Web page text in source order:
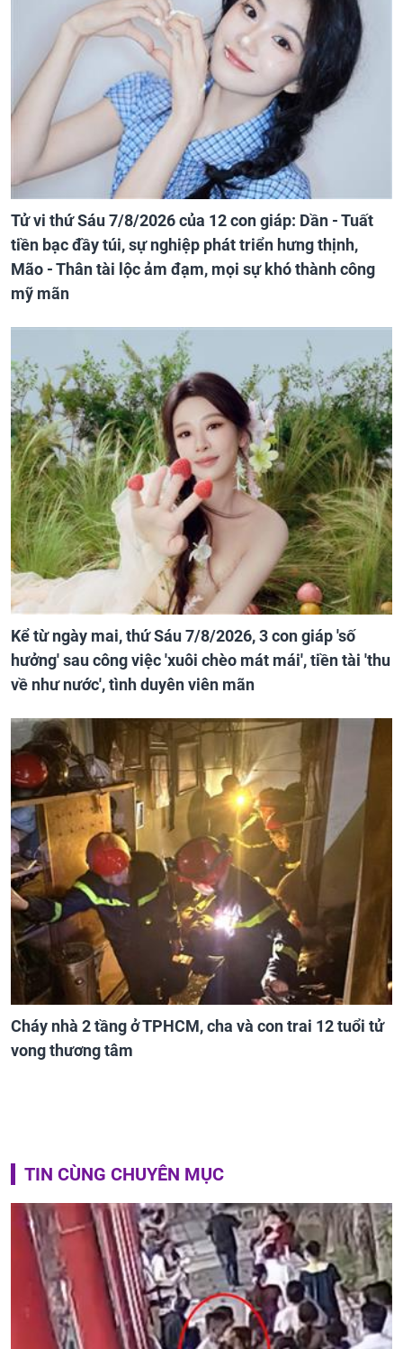
Tử vi thứ Sáu 7/8/2026 của 12 con giáp: Dần - Tuất
tiền bạc đầy túi, sự nghiệp phát triển hưng thịnh,
Mão - Thân tài lộc ảm đạm, mọi sự khó thành công
mỹ mãn
Kể từ ngày mai, thứ Sáu 7/8/2026, 3 con giáp 'số
hưởng' sau công việc 'xuôi chèo mát mái', tiền tài 'thu
về như nước', tình duyên viên mãn
Cháy nhà 2 tầng ở TPHCM, cha và con trai 12 tuổi tử
vong thương tâm
TIN CÙNG CHUYÊN MỤC